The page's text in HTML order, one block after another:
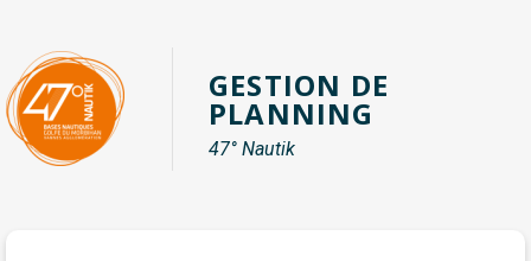
Aller
au
contenu
principal
GESTION DE
PLANNING
47° Nautik